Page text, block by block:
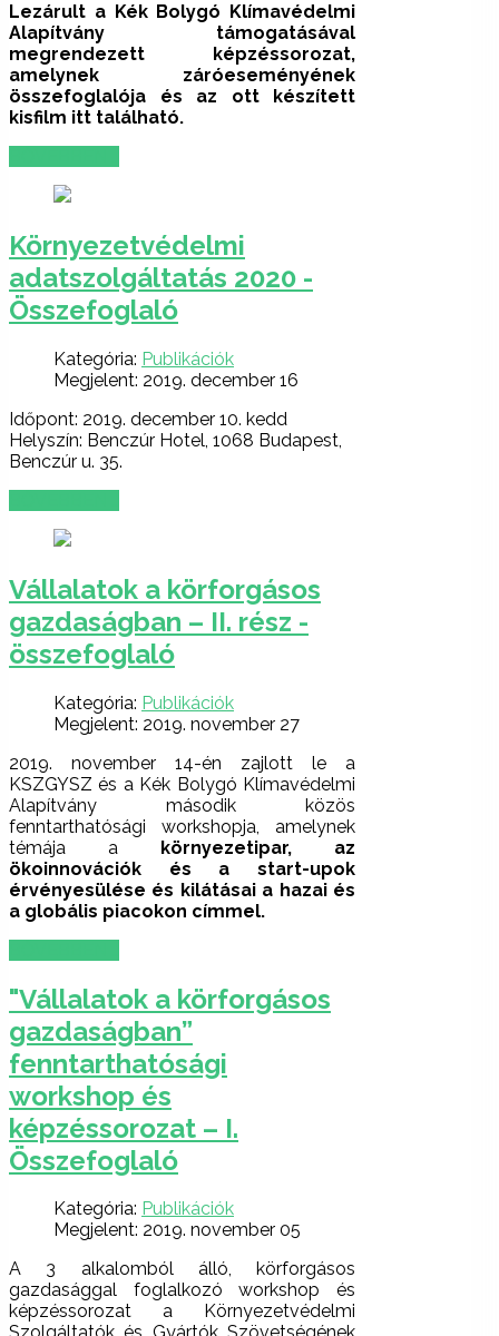
Lezárult a Kék Bolygó Klímavédelmi
Alapítvány támogatásával
megrendezett képzéssorozat,
amelynek záróeseményének
összefoglalója és az ott készített
kisfilm itt található.
Környezetvédelmi
adatszolgáltatás 2020 -
Összefoglaló
Kategória: Publikációk
Megjelent: 2019. december 16
Időpont: 2019. december 10. kedd
Helyszín: Benczúr Hotel, 1068 Budapest,
Benczúr u. 35.
Vállalatok a körforgásos
gazdaságban – II. rész -
összefoglaló
Kategória: Publikációk
Megjelent: 2019. november 27
2019. november 14-én zajlott le a
KSZGYSZ és a Kék Bolygó Klímavédelmi
Alapítvány második közös
fenntarthatósági workshopja, amelynek
témája a környezetipar, az
ökoinnovációk és a start-upok
érvényesülése és kilátásai a hazai és
a globális piacokon címmel.
"Vállalatok a körforgásos
gazdaságban”
fenntarthatósági
workshop és
képzéssorozat – I.
Összefoglaló
Kategória: Publikációk
Megjelent: 2019. november 05
A 3 alkalomból álló, körforgásos
gazdasággal foglalkozó workshop és
képzéssorozat a Környezetvédelmi